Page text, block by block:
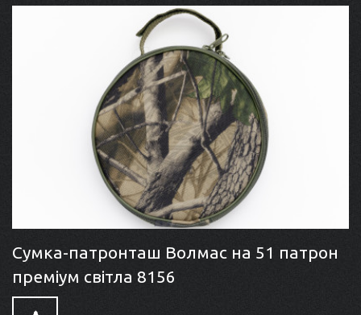
Сумка-патронташ Волмас на 51 патрон
преміум світла 8156